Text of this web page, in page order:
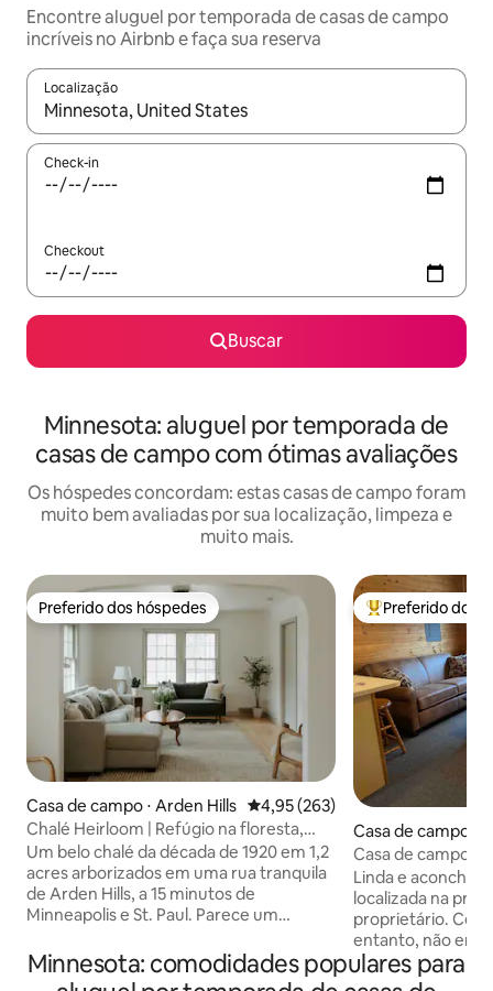
Encontre aluguel por temporada de casas de campo
incríveis no Airbnb e faça sua reserva
Localização
Quando os resultados estiverem disponíveis, explore-os
Check-in
Checkout
Buscar
Minnesota: aluguel por temporada de
casas de campo com ótimas avaliações
Os hóspedes concordam: estas casas de campo foram
muito bem avaliadas por sua localização, limpeza e
muito mais.
Preferido dos hóspedes
Preferido dos hóspedes
Casa de campo ⋅ Arden Hills 4,95 de uma avaliação média de
4,95 (263)
Chalé Heirloom | Refúgio na floresta,
banheira de hidromassagem e sauna
Um belo chalé da década de 1920 em 1,2
acres arborizados em uma rua tranquila
de Arden Hills, a 15 minutos de
Minneapolis e St. Paul. Parece um
Beka. Sala de estar aconchegante ao
lado da lareira, solário tranquilo com um
Entre os
Preferido dos
Casa de campo ⋅
es
Casa de campo
queen size,
Linda e
localizada na
proprietário. Cercado por lagos (no
entanto, não em
mundial,
restaurantes e lojas
Minnesota: comodidades populares para